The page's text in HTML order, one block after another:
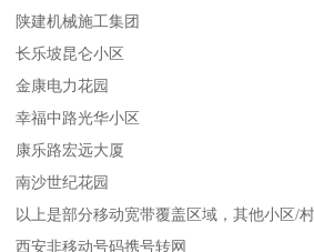
陕建机械施工集团
长乐坡昆仑小区
金康电力花园
幸福中路光华小区
康乐路宏远大厦
南沙世纪花园
以上是部分移动宽带覆盖区域，其他小区/
西安非移动号码携号转网